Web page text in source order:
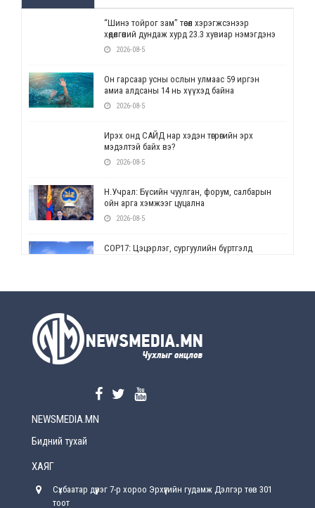
“Шинэ тойрог зам” төсөл хэрэгжсэнээр
хөдөлгөөний дундаж хурд 23.3 хувиар нэмэгдэнэ
2026-08-5
Он гарсаар усны ослын улмаас 59 иргэн
амиа алдсаны 14 нь хүүхэд байна
2026-08-5
Ирэх онд САЙД нар хэдэн төгрөгийн эрх
мэдэлтэй байх вэ?
2026-08-5
Н.Учрал: Бүсийн чуулган, форум, салбарын
ойн арга хэмжээг цуцална
2026-08-5
СОР17: Цэцэрлэг, сургуулийн бүртгэлд
2026-08-5
2026-08-5
хүрсэн өгөөжөөрөө ажлаа үнэлж, хэрэгжилтээ
NEWSMEDIA.MN
Бидний тухай
ХАЯГ
Сүхбаатар дүүрэг 7-р хороо Эрхүүгийн гудамж Дэлгэр төв 301
тоот